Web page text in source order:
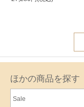
ほかの商品を探す